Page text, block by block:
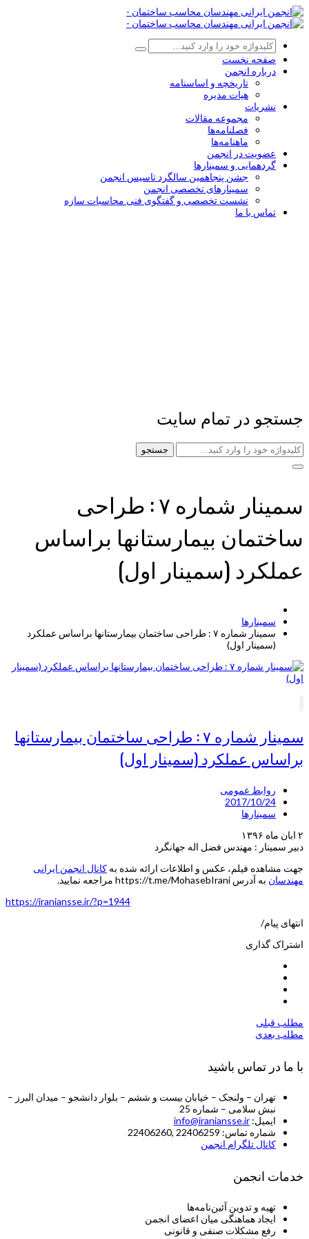
صفحه نخست
درباره انجمن
تاریخچه و اساسنامه
هیات مدیره
نشریات
مجموعه مقالات
فصلنامه‌ها
ماهنامه‌ها
عضویت در انجمن
گردهمایی و سمینارها
جشن پنجاهمین سالگرد تاسیس انجمن
سمینارهای تخصصی انجمن
نشست تخصصی و گفتگوی فنی محاسبات سازه
تماس با ما
جستجو در تمام سایت
جستجو
سمینار شماره ۷ : طراحی
ساختمان بیمارستانها براساس
عملکرد (سمینار اول)
سمینارها
سمینار شماره ۷ : طراحی ساختمان بیمارستانها براساس عملکرد
(سمینار اول)
سمینار شماره ۷ : طراحی ساختمان بیمارستانها
براساس عملکرد (سمینار اول)
روابط عمومی
2017/10/24
سمینارها
۲ ابان ماه ۱۳۹۶
دبیر سمینار : مهندس فضل اله جهانگرد
جهت مشاهده فیلم، عکس و اطلاعات ارائه شده به کانال انجمن ایرانی
مهندسان به آدرس https://t.me/MohasebIrani مراجعه نمایید.
https://iraniansse.ir/?p=1944
انتهای پیام/
اشتراک گذاری
مطلب قبلی
مطلب بعدی
با ما در تماس باشید
تهران – ولنجک – خیابان بیست و ششم – بلوار دانشجو – میدان البرز –
نبش سلامی – شماره 25
ایمیل: info@iraniansse.ir
شماره تماس: 22406259 ,22406260
کانال تلگرام انجمن
خدمات انجمن
تهیه و تدوین آئین‌نامه‌ها
ایجاد هماهنگی میان اعضای انجمن
رفع مشکلات صنفی و قانونی